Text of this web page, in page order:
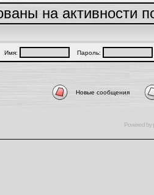
на активности
Имя: Пароль:
Новые сообщения
Powered by